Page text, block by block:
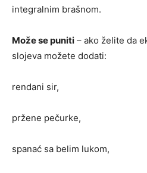
integralnim brašnom.
Može se puniti – ako želite da
slojeva možete dodati:
rendani sir,
pržene pečurke,
spanać sa belim lukom,